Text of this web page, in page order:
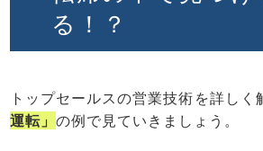
る！？
トップセールスの営業技術を詳しく
運転」の例で見ていきましょう。